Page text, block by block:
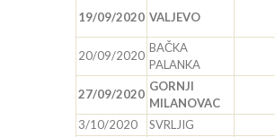
19/09/2020 VALJEVO
20/09/2020
BAČKA
PALANKA
27/09/2020
GORNJI
MILANOVAC
3/10/2020
SVRLJIG